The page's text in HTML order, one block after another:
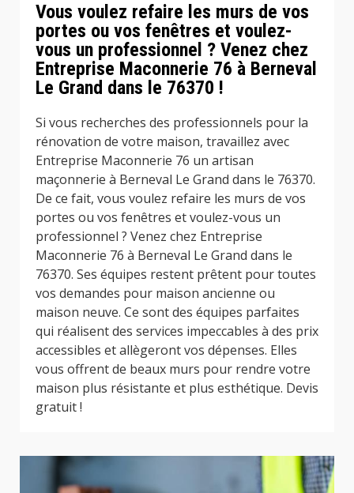
Vous voulez refaire les murs de vos
portes ou vos fenêtres et voulez-
vous un professionnel ? Venez chez
Entreprise Maconnerie 76 à Berneval
Le Grand dans le 76370 !
Si vous recherches des professionnels pour la
rénovation de votre maison, travaillez avec
Entreprise Maconnerie 76 un artisan
maçonnerie à Berneval Le Grand dans le 76370.
De ce fait, vous voulez refaire les murs de vos
portes ou vos fenêtres et voulez-vous un
professionnel ? Venez chez Entreprise
Maconnerie 76 à Berneval Le Grand dans le
76370. Ses équipes restent prêtent pour toutes
vos demandes pour maison ancienne ou
maison neuve. Ce sont des équipes parfaites
qui réalisent des services impeccables à des prix
accessibles et allègeront vos dépenses. Elles
vous offrent de beaux murs pour rendre votre
maison plus résistante et plus esthétique. Devis
gratuit !